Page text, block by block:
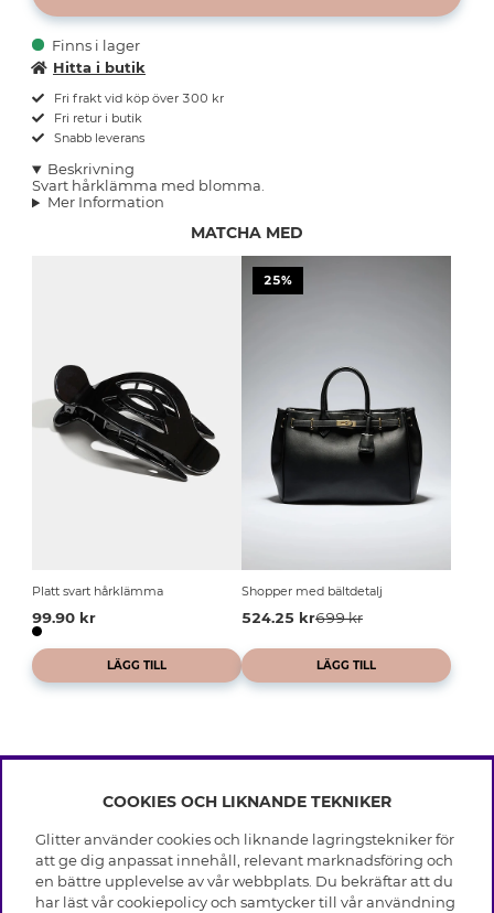
Finns i lager
Hitta i butik
Fri frakt vid köp över 300 kr
Fri retur i butik
Snabb leverans
Beskrivning
Svart hårklämma med blomma.
Mer Information
MATCHA MED
Platt svart hårklämma
99.90 kr
LÄGG TILL
25%
Shopper med bältdetalj
524.25 kr699 kr
LÄGG TILL
INFO
Leverans
Villkor
Integritetspolicy
OM GLITTER
Black Friday
COOKIES OCH LIKNANDE TEKNIKER
Glitter använder cookies och liknande lagringstekniker för
att ge dig anpassat innehåll, relevant marknadsföring och
en bättre upplevelse av vår webbplats. Du bekräftar att du
har läst vår cookiepolicy och samtycker till vår användning